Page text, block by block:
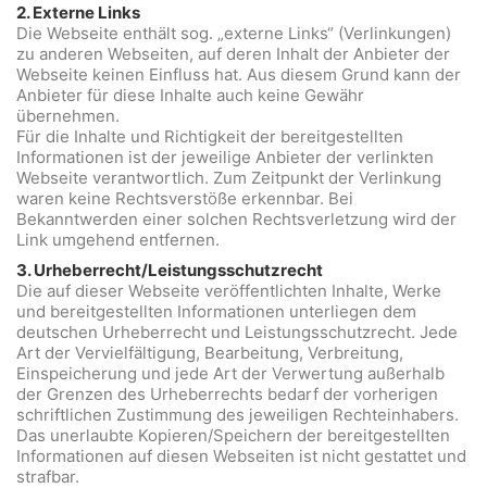
2. Externe Links
Die Webseite enthält sog. „externe Links“ (Verlinkungen)
zu anderen Webseiten, auf deren Inhalt der Anbieter der
Webseite keinen Einfluss hat. Aus diesem Grund kann der
Anbieter für diese Inhalte auch keine Gewähr
übernehmen.
Für die Inhalte und Richtigkeit der bereitgestellten
Informationen ist der jeweilige Anbieter der verlinkten
Webseite verantwortlich. Zum Zeitpunkt der Verlinkung
waren keine Rechtsverstöße erkennbar. Bei
Bekanntwerden einer solchen Rechtsverletzung wird der
Link umgehend entfernen.
3. Urheberrecht/Leistungsschutzrecht
Die auf dieser Webseite veröffentlichten Inhalte, Werke
und bereitgestellten Informationen unterliegen dem
deutschen Urheberrecht und Leistungsschutzrecht. Jede
Art der Vervielfältigung, Bearbeitung, Verbreitung,
Einspeicherung und jede Art der Verwertung außerhalb
der Grenzen des Urheberrechts bedarf der vorherigen
schriftlichen Zustimmung des jeweiligen Rechteinhabers.
Das unerlaubte Kopieren/Speichern der bereitgestellten
Informationen auf diesen Webseiten ist nicht gestattet und
strafbar.